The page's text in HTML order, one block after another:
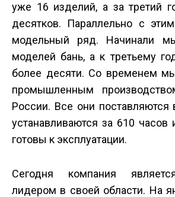
уже 16 изделий, а за третий
десятков. Параллельно с
модельный ряд. Начинали
моделей бань, а к третьему
более десяти. Со временем
промышленным
России. Все они поставляются
устанавливаются за 6­10
готовы к эксплуатации.
Сегодня компания
лидером в своей области. На